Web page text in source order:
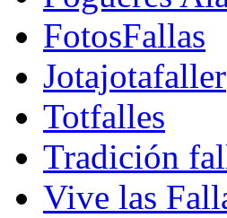
FotosFallas
Jotajotafaller
Totfalles
Tradición
Vive las